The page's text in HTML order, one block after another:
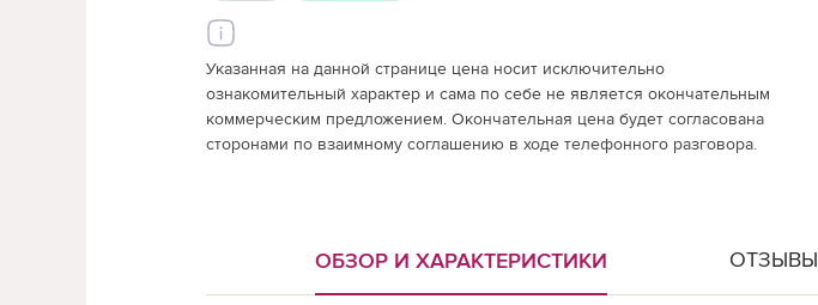
Указанная на данной странице цена носит исключительно
ознакомительный характер и сама по себе не является окончательным
коммерческим предложением. Окончательная цена будет согласована
сторонами по взаимному соглашению в ходе телефонного разговора.
ОБЗОР И ХАРАКТЕРИСТИКИ ОТЗЫВЫ